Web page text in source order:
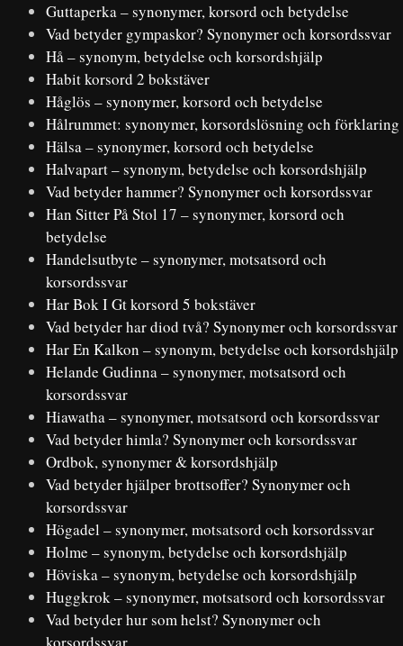
Guttaperka – synonymer, korsord och betydelse
Vad betyder gympaskor? Synonymer och korsordssvar
Hå – synonym, betydelse och korsordshjälp
Habit korsord 2 bokstäver
Håglös – synonymer, korsord och betydelse
Hålrummet: synonymer, korsordslösning och förklaring
Hälsa – synonymer, korsord och betydelse
Halvapart – synonym, betydelse och korsordshjälp
Vad betyder hammer? Synonymer och korsordssvar
Han Sitter På Stol 17 – synonymer, korsord och
betydelse
Handelsutbyte – synonymer, motsatsord och
korsordssvar
Har Bok I Gt korsord 5 bokstäver
Vad betyder har diod två? Synonymer och korsordssvar
Har En Kalkon – synonym, betydelse och korsordshjälp
Helande Gudinna – synonymer, motsatsord och
korsordssvar
Hiawatha – synonymer, motsatsord och korsordssvar
Vad betyder himla? Synonymer och korsordssvar
Ordbok, synonymer & korsordshjälp
Vad betyder hjälper brottsoffer? Synonymer och
korsordssvar
Högadel – synonymer, motsatsord och korsordssvar
Holme – synonym, betydelse och korsordshjälp
Höviska – synonym, betydelse och korsordshjälp
Huggkrok – synonymer, motsatsord och korsordssvar
Vad betyder hur som helst? Synonymer och